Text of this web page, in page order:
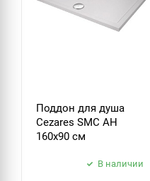
Поддон для душа
Cezares SMC AH
160x90 см
В наличии